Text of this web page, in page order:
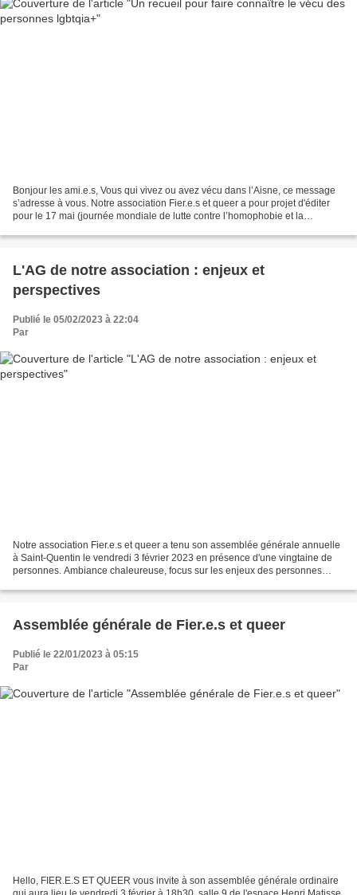
Bonjour les ami.e.s, Vous qui vivez ou avez vécu dans l’Aisne, ce message
s’adresse à vous. Notre association Fier.e.s et queer a pour projet d'éditer
pour le 17 mai (journée mondiale de lutte contre l’homophobie et la
L'AG de notre association : enjeux et
perspectives
Publié le 05/02/2023 à 22:04
Par
Notre association Fier.e.s et queer a tenu son assemblée générale annuelle
à Saint-Quentin le vendredi 3 février 2023 en présence d'une vingtaine de
personnes. Ambiance chaleureuse, focus sur les enjeux des personnes
Assemblée générale de Fier.e.s et queer
Publié le 22/01/2023 à 05:15
Par
Hello, FIER.E.S ET QUEER vous invite à son assemblée générale ordinaire